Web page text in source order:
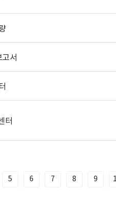
서
터
5 6 7 8 9